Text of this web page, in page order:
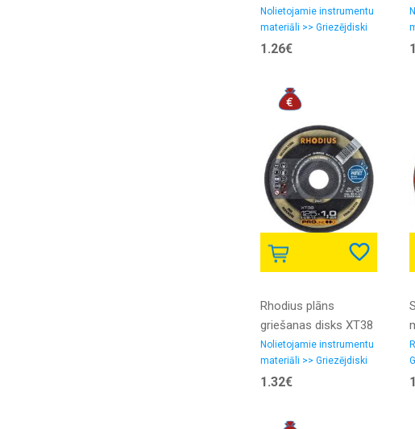
115x1.0x22.23
Nolietojamie instrumentu
materiāli >> Griezējdiski
1.26€
Rhodius plāns
griešanas disks XT38
115x1.5x22.23
Nolietojamie instrumentu
materiāli >> Griezējdiski
1.32€